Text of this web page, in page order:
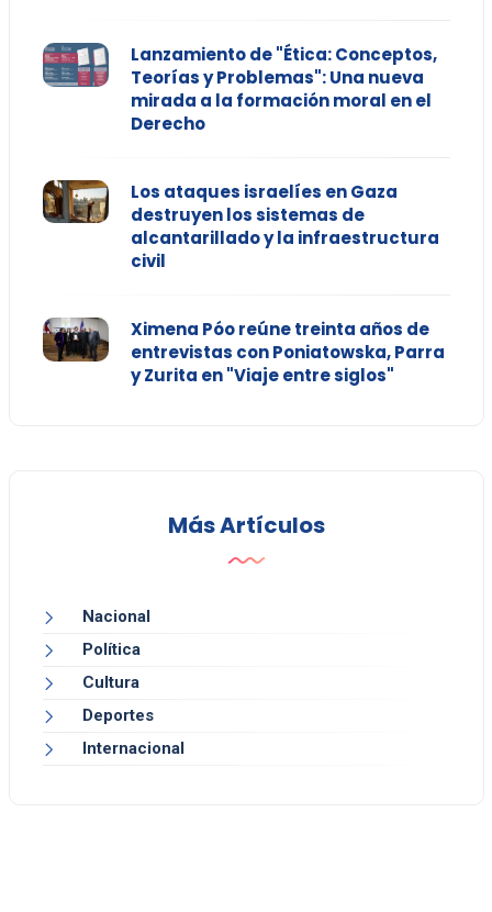
Lanzamiento de "Ética: Conceptos,
Teorías y Problemas": Una nueva
mirada a la formación moral en el
Derecho
Los ataques israelíes en Gaza
destruyen los sistemas de
alcantarillado y la infraestructura
civil
Ximena Póo reúne treinta años de
entrevistas con Poniatowska, Parra
y Zurita en "Viaje entre siglos"
Más Artículos
Nacional
Política
Cultura
Deportes
Internacional